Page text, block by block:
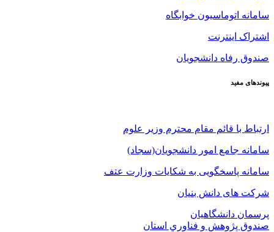
سامانه اتوماسیون خوابگاه
اشتراک اینترنت
صندوق رفاه دانشجویان
پیوندهای مفید
ارتباط با قائم مقام محترم وزیر علوم
سامانه جامع امور دانشجویان(سجاد)
سامانه پاسخگویی به شکایات وزارت عتف
شرکت های دانش بنیان
پرسمان دانشگاهیان
صندوق پژوهش و فناوري استان